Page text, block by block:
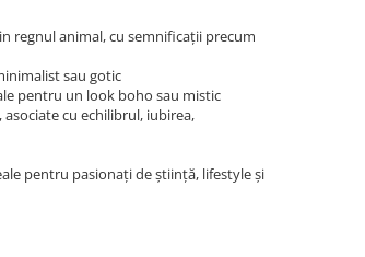
regnul animal, cu semnificații precum
sau gotic
pentru un look boho sau mistic
cu echilibrul, iubirea,
pentru pasionați de știință, lifestyle și